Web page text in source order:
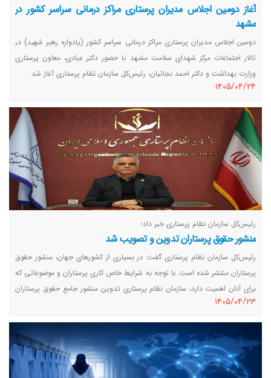
آغاز دومین اجلاس مدیران پرستاری مراکز درمانی سراسر کشور در
مشهد
دومین اجلاس مدیران پرستاری مراکز درمانی سراسر کشور (یادواره رهبر شهید) در
تالار اجتماعات مرکز شهدای سلامت مشهد با حضور دکتر عبادی، معاون پرستاری
وزارت بهداشت و دکتر احمد نجاتیان، رئیس‌کل سازمان نظام پرستاری آغاز شد.
١٤٠٥/٠٤/٢٤
رئیس‌کل سازمان نظام پرستاری خبر داد؛
منشور حقوق پرستاران تدوین و تصویب شد
رئیس‌کل سازمان نظام پرستاری گفت: در بسیاری از کشورهای جهان، منشور حقوق
پرستاران منتشر شده است. با توجه به شرایط خاص کاری پرستاران و موضوعاتی که
برای آنان اهمیت دارد، سازمان نظام پرستاری تدوین منشور جامع حقوق پرستاران
را در دستور کار قرار داد تا در کنار منشور حقوق بیماران و منشور اخلاق پرستاری،
تکمیل‌کننده این زنجیره باشد.
١٤٠٥/٠٤/٢٣